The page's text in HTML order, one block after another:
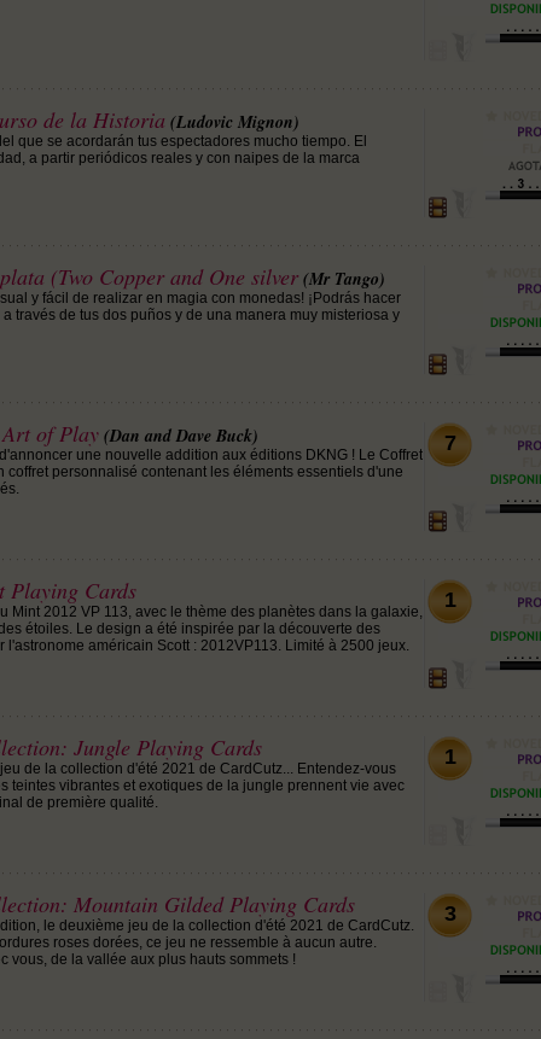
de la Historia (Ludovic Mignon)
que se acordarán tus espectadores mucho tiempo. El
a partir periódicos reales y con naipes de la marca
(Two Copper and One silver (Mr Tango)
y fácil de realizar en magia con monedas! ¡Podrás hacer
través de tus dos puños y de una manera muy misteriosa y
of Play (Dan and Dave Buck)
une nouvelle addition aux éditions DKNG ! Le Coffret
coffret personnalisé contenant les éléments essentiels d'une
7
Playing Cards
Mint 2012 VP 113, avec le thème des planètes dans la galaxie,
étoiles. Le design a été inspirée par la découverte des
l'astronome américain Scott : 2012VP113. Limité à 2500 jeux.
1
Jungle Playing Cards
de la collection d'été 2021 de CardCutz... Entendez-vous
teintes vibrantes et exotiques de la jungle prennent vie avec
de première qualité.
1
Mountain Gilded Playing Cards
le deuxième jeu de la collection d'été 2021 de CardCutz.
roses dorées, ce jeu ne ressemble à aucun autre.
vous, de la vallée aux plus hauts sommets !
3